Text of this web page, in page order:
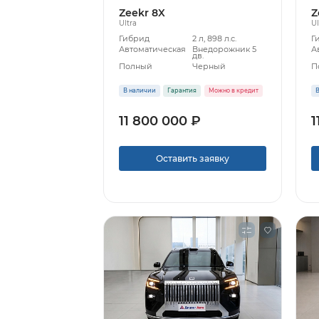
Zeekr 8X
Ultra
Гибрид
2 л, 898 л.с.
Автоматическая
Внедорожник 5
дв.
Полный
Черный
В наличии Гарантия Можно в кредит
11 800 000 ₽
Оставить заявку